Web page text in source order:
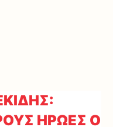
ΗΡΩΕΣ Ο